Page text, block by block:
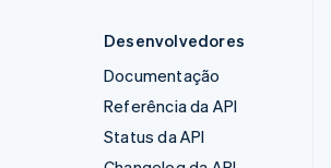
Desenvolvedores
Documentação
Referência da API
Status da API